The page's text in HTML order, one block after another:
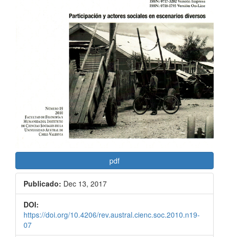
pdf
Publicado: Dec 13, 2017
DOI:
https://doi.org/10.4206/rev.austral.cienc.soc.2010.n19-
07